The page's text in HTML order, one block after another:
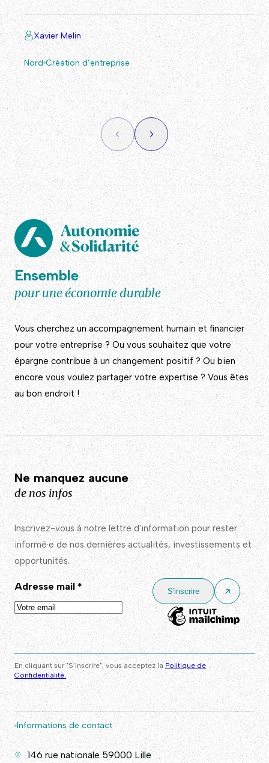
Xavier Melin
Nord Création d’entreprise
Ensemble
pour une économie durable
Vous cherchez un accompagnement humain et financier
pour votre entreprise ? Ou vous souhaitez que votre
épargne contribue à un changement positif ? Ou bien
encore vous voulez partager votre expertise ? Vous êtes
au bon endroit !
Ne manquez aucune
de nos infos
Inscrivez-vous à notre lettre d'information pour rester
informé·e de nos dernières actualités, investissements et
opportunités.
Adresse mail*
En cliquant sur "S’inscrire", vous acceptez laPolitique de
Confidentialité.
Informations de contact
146 rue nationale 59000 Lille